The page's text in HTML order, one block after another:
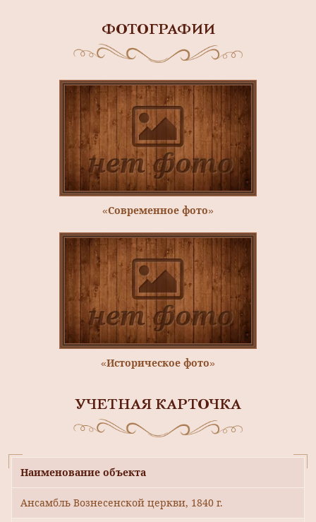
ФОТОГРАФИИ
«Современное фото»
«Историческое фото»
УЧЕТНАЯ КАРТОЧКА
Наименование объекта
Ансамбль Вознесенской церкви, 1840 г.